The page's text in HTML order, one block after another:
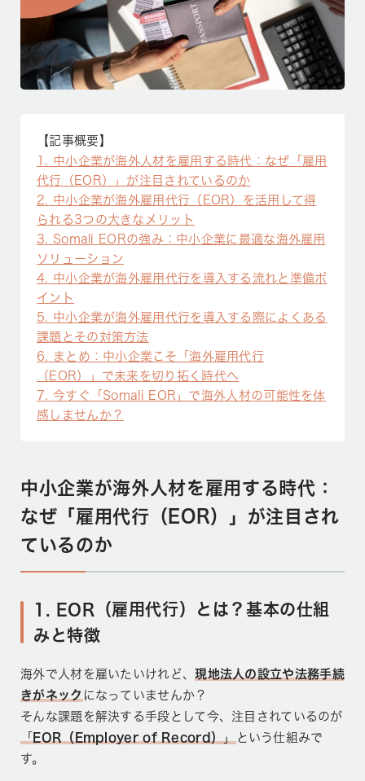
【記事概要】
中小企業が海外人材を雇用する時代：なぜ「雇用
代行（EOR）」が注目されているのか
2
中小企業が海外雇用代行（EOR）を活用して得
られる3つの大きなメリット
3
Somali EORの強み：中小企業に最適な海外雇用
ソリューション
4
中小企業が海外雇用代行を導入する流れと準備ポ
イント
5
中小企業が海外雇用代行を導入する際によくある
課題とその対策方法
6
まとめ：中小企業こそ「海外雇用代行
（EOR）」で未来を切り拓く時代へ
7
今すぐ「Somali EOR」で海外人材の可能性を体
感しませんか？
中小企業が海外人材を雇用する時代：
なぜ「雇用代行（EOR）」が注目され
ているのか
1. EOR（雇用代行）とは？基本の仕組
みと特徴
海外で人材を雇いたいけれど、現地法人の設立や法務手続
きがネック になっていませんか？
そんな課題を解決する手段として今、注目されているのが
「 EOR（Employer of Record） 」
という仕組みで
す。